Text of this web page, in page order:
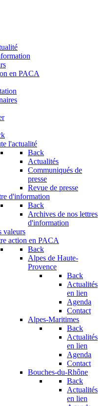
en PACA
l'actualité
Back
Actualités
Communiqués de
presse
Revue de presse
d'information
Back
Archives de nos lettres
d'information
valeurs
action en PACA
Back
Alpes de Haute-
Provence
Back
Actualités
en lien
Agenda
Contact
Alpes-Maritimes
Back
Actualités
en lien
Agenda
Contact
Bouches-du-Rhône
Back
Actualités
en lien